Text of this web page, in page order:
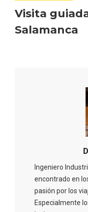
Visita
Salamanca
Ingeniero
encontrado en
pasión por los
Especialmente